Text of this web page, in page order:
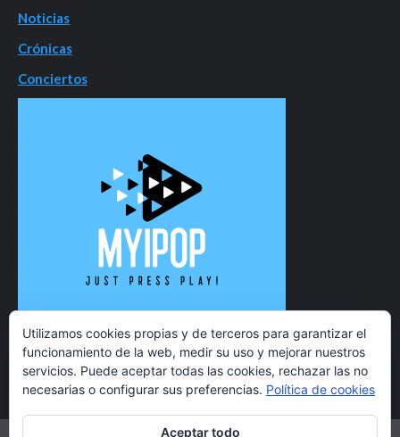
Noticias
Crónicas
Conciertos
Utilizamos cookies propias y de terceros para garantizar el
funcionamiento de la web, medir su uso y mejorar nuestros
servicios. Puede aceptar todas las cookies, rechazar las no
necesarias o configurar sus preferencias. Política de cookies
Aceptar todo